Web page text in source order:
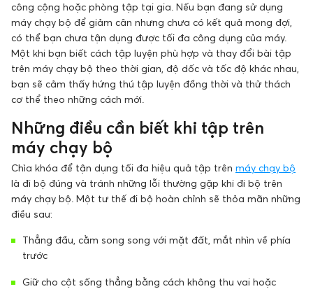
công cộng hoặc phòng tập tại gia. Nếu bạn đang sử dụng
máy chạy bộ để giảm cân nhưng chưa có kết quả mong đợi,
có thể bạn chưa tận dụng được tối đa công dụng của máy.
Một khi bạn biết cách tập luyện phù hợp và thay đổi bài tập
trên máy chạy bộ theo thời gian, độ dốc và tốc độ khác nhau,
bạn sẽ cảm thấy hứng thú tập luyện đồng thời và thử thách
cơ thể theo những cách mới.
Những điều cần biết khi tập trên
máy chạy bộ
Chìa khóa để tận dụng tối đa hiệu quả tập trên máy chạy bộ
là đi bộ đúng và tránh những lỗi thường gặp khi đi bộ trên
máy chạy bộ. Một tư thế đi bộ hoàn chỉnh sẽ thỏa mãn những
điều sau:
Thẳng đầu, cằm song song với mặt đất, mắt nhìn về phía
trước
Giữ cho cột sống thẳng bằng cách không thu vai hoặc